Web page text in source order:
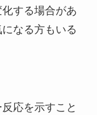
する場合があ
なる方もいる
応を示すこと